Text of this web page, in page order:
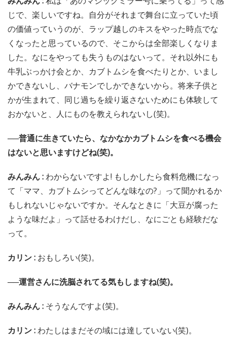
じで、楽しいですね。自分がそれまで舞台に立っていた頃
の価値っていうのが、ラップ越しのキスをやった時点でな
くなったと思っているので、そこからは全部楽しくなりま
した。なにをやっても失うものはないって。それ以外にも
牛乳ぶっかけ会とか、カブトムシを食べたりとか、いまし
かできないし、バナモンでしかできないから。将来子供と
かが生まれて、同じ過ちを繰り返さないためにも体験して
おかないと、人にものを教えられないし(笑)。
──普通に生きていたら、なかなかカブトムシを食べる機会
はないと思いますけどね(笑)。
みんみん :わからないですよ! もしかしたら食料危機になっ
て「ママ、カブトムシってどんな味なの?」って聞かれるか
もしれないじゃないですか。そんなときに「大豆が腐った
ような味だよ」って話せるわけだし、なにごとも経験だな
って。
カリン : おもしろい(笑)。
──運営さんに洗脳されてる気もしますね(笑)。
みんみん : そうなんですよ(笑)。
カリン :わたしはまだその域には達していない(笑)。